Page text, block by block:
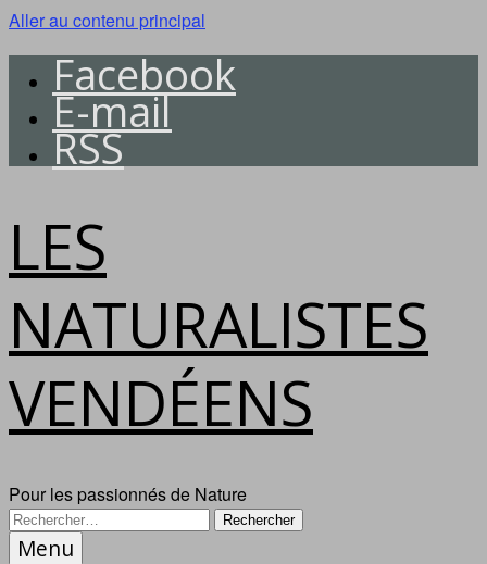
Aller au contenu principal
Facebook
E-mail
RSS
LES
NATURALISTES
VENDÉENS
Pour les passionnés de Nature
Menu